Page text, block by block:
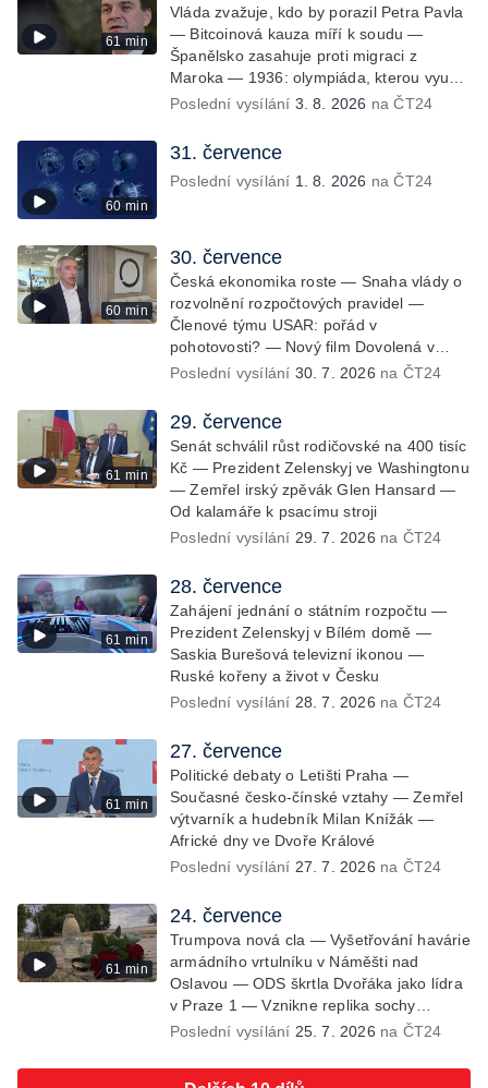
61 min
Vláda zvažuje, kdo by porazil Petra Pavla
— Bitcoinová kauza míří k soudu —
Španělsko zasahuje proti migraci z
Maroka — 1936: olympiáda, kterou využil
Hitler
Poslední vysílání 3. 8. 2026 na ČT24
60 min
31. července
Poslední vysílání 1. 8. 2026 na ČT24
60 min
30. července
Česká ekonomika roste — Snaha vlády o
rozvolnění rozpočtových pravidel —
Členové týmu USAR: pořád v
pohotovosti? — Nový film Dovolená v
Českém ráji
Poslední vysílání 30. 7. 2026 na ČT24
61 min
29. července
Senát schválil růst rodičovské na 400 tisíc
Kč — Prezident Zelenskyj ve Washingtonu
— Zemřel irský zpěvák Glen Hansard —
Od kalamáře k psacímu stroji
Poslední vysílání 29. 7. 2026 na ČT24
61 min
28. července
Zahájení jednání o státním rozpočtu —
Prezident Zelenskyj v Bílém domě —
Saskia Burešová televizní ikonou —
Ruské kořeny a život v Česku
Poslední vysílání 28. 7. 2026 na ČT24
61 min
27. července
Politické debaty o Letišti Praha —
Současné česko-čínské vztahy — Zemřel
výtvarník a hudebník Milan Knížák —
Africké dny ve Dvoře Králové
Poslední vysílání 27. 7. 2026 na ČT24
61 min
24. července
Trumpova nová cla — Vyšetřování havárie
armádního vrtulníku v Náměšti nad
Oslavou — ODS škrtla Dvořáka jako lídra
v Praze 1 — Vznikne replika sochy
Rovnováha?
Poslední vysílání 25. 7. 2026 na ČT24